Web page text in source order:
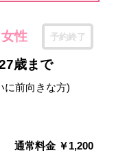
女性 予約終了
歳まで
に前向きな方)
通常料金 ￥1,200